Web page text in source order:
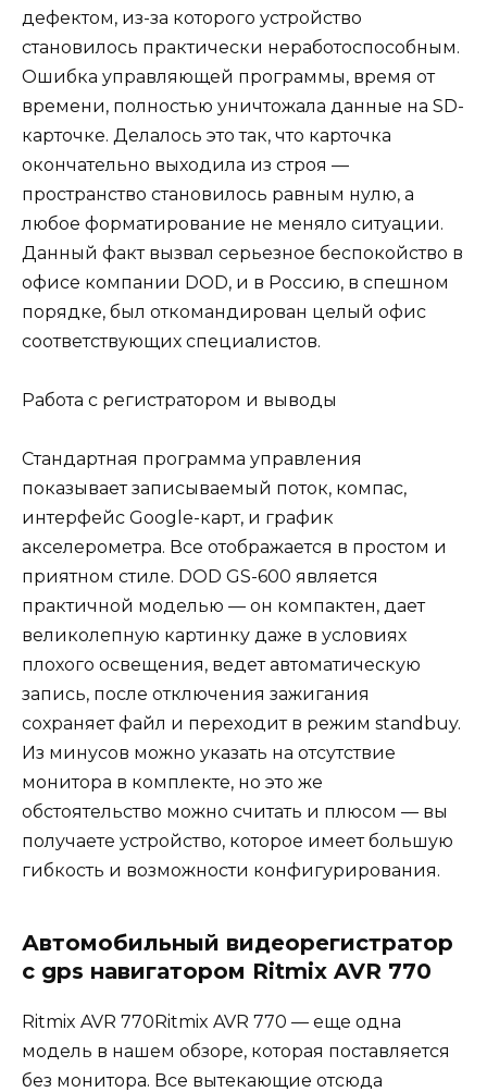
дефектом, из-за которого устройство
становилось практически неработоспособным.
Ошибка управляющей программы, время от
времени, полностью уничтожала данные на SD-
карточке. Делалось это так, что карточка
окончательно выходила из строя —
пространство становилось равным нулю, а
любое форматирование не меняло ситуации.
Данный факт вызвал серьезное беспокойство в
офисе компании DOD, и в Россию, в спешном
порядке, был откомандирован целый офис
соответствующих специалистов.
Работа с регистратором и выводы
Стандартная программа управления
показывает записываемый поток, компас,
интерфейс Google-карт, и график
акселерометра. Все отображается в простом и
приятном стиле. DOD GS-600 является
практичной моделью — он компактен, дает
великолепную картинку даже в условиях
плохого освещения, ведет автоматическую
запись, после отключения зажигания
сохраняет файл и переходит в режим standbuy.
Из минусов можно указать на отсутствие
монитора в комплекте, но это же
обстоятельство можно считать и плюсом — вы
получаете устройство, которое имеет большую
гибкость и возможности конфигурирования.
Автомобильный видеорегистратор
с gps навигатором Ritmix AVR 770
Ritmix AVR 770Ritmix AVR 770 — еще одна
модель в нашем обзоре, которая поставляется
без монитора. Все вытекающие отсюда